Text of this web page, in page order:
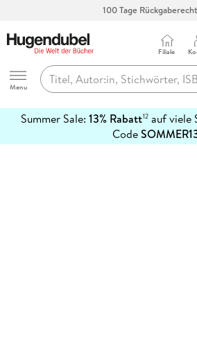
100 Tage
Hugendubel
Menu
Filiale
Summer Sale: 13% Rabatt12auf viele
Code
erfahren